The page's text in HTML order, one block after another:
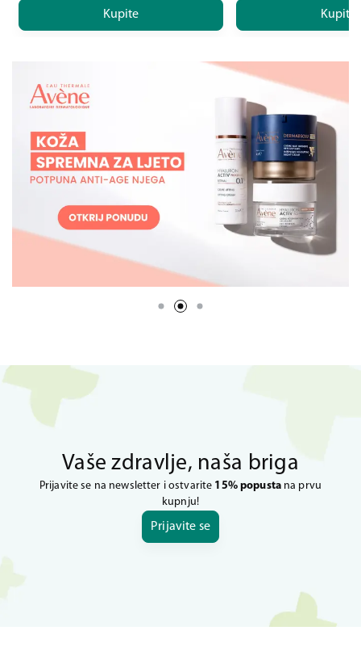
Kupite
Kupite
Vaše zdravlje, naša briga
Prijavite se na newsletter i ostvarite 15% popustana prvu
kupnju!
Prijavite se